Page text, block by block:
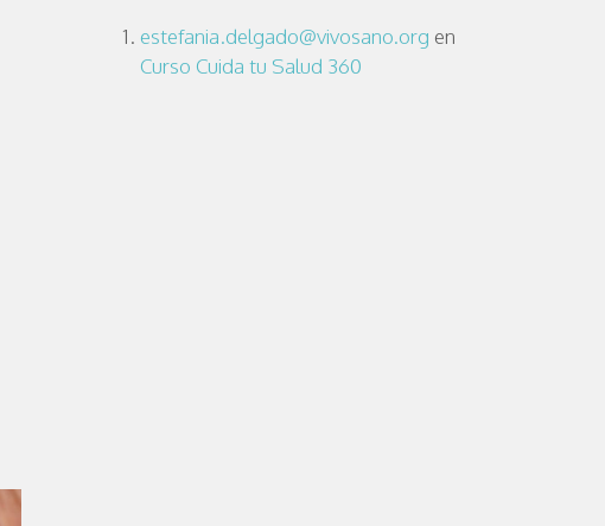
estefania.delgado@vivosano.org en
Curso Cuida tu Salud 360